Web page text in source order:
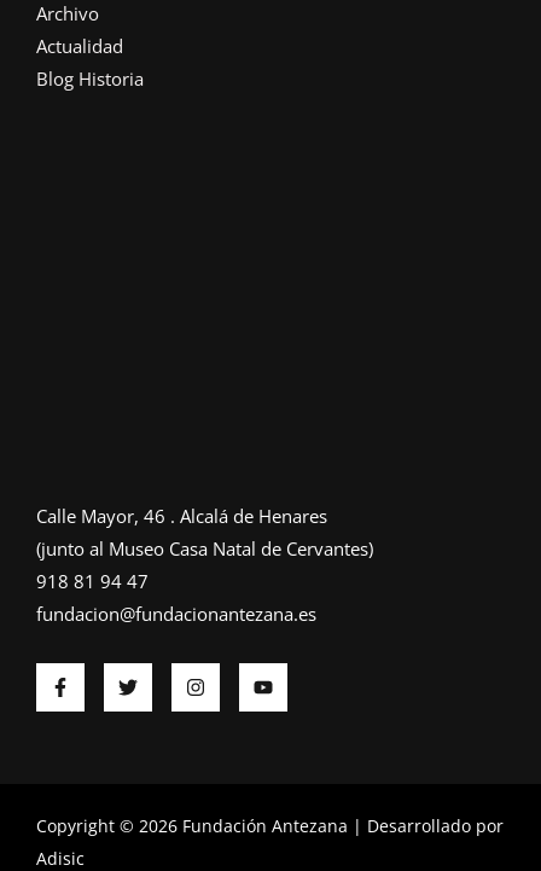
Archivo
Actualidad
Blog Historia
Calle Mayor, 46 . Alcalá de Henares
(junto al Museo Casa Natal de Cervantes)
918 81 94 47
fundacion@fundacionantezana.es
Copyright © 2026 Fundación Antezana | Desarrollado por
Adisic